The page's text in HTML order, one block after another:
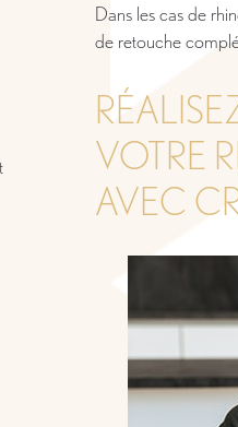
Dans les cas de
de retouche
VOTRE
AVEC